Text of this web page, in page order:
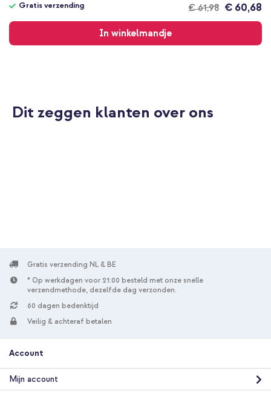
€ 61,98
Gratis verzending € 60,68
In winkelmandje
verzending
Dit zeggen klanten over ons
Gratis verzending NL & BE
* Op werkdagen voor 21:00 besteld met onze snelle
verzendmethode, dezelfde dag verzonden.
60 dagen bedenktijd
Veilig & achteraf betalen
Account
Mijn account